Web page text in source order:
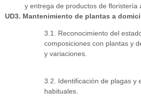
y entrega de productos de floristería
UD3. Mantenimiento de plantas a
3.1. Reconocimiento del
composiciones con plantas y
y variaciones.
3.2. Identificación de plagas y
habituales.